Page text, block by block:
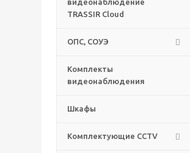
TRASSIR Cloud
ОПС, СОУЭ
Комплекты
видеонаблюдения
Шкафы
Комплектующие CCTV